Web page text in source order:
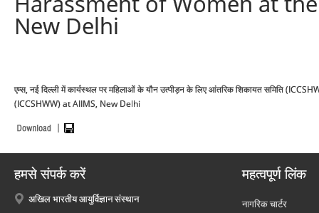
New Delhi
एम्स, नई दिल्ली में कार्यस्थल पर महिलाओं के यौन उत्पीड़न के लिए आंतरिक शिकायत समिति
(ICCSHWW) at AIIMS, New Delhi
हमसे संपर्क करें
अखिल भारतीय आयुर्विज्ञान संस्थान
महत्वपूर्ण लिंक
नागरिक चार्टर